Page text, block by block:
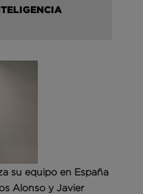
su equipo en España
Alonso y Javier